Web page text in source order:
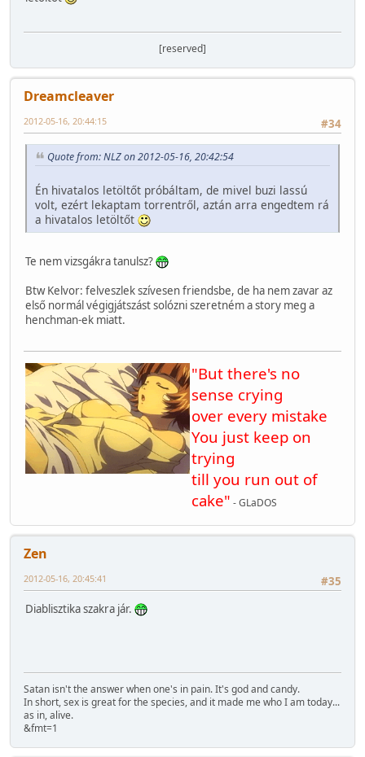
[reserved]
Dreamcleaver
#34
2012-05-16, 20:44:15
Quote from: NLZ on 2012-05-16, 20:42:54
Én hivatalos letöltőt próbáltam, de mivel buzi lassú
volt, ezért lekaptam torrentről, aztán arra engedtem rá
a hivatalos letöltőt
Te nem vizsgákra tanulsz?
Btw Kelvor: felveszlek szívesen friendsbe, de ha nem zavar az
első normál végigjátszást solózni szeretném a story meg a
henchman-ek miatt.
"But there's no
sense crying
over every mistake
You just keep on
trying
till you run out of
cake" - GLaDOS
Zen
#35
2012-05-16, 20:45:41
Diablisztika szakra jár.
Satan isn't the answer when one's in pain. It's god and candy.
In short, sex is great for the species, and it made me who I am today...
as in, alive.
&fmt=1